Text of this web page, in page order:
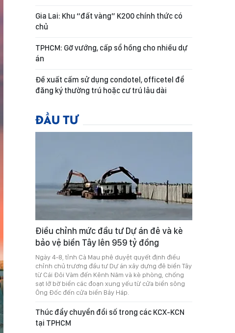
Gia Lai: Khu “đất vàng” K200 chính thức có
chủ
TPHCM: Gỡ vướng, cấp sổ hồng cho nhiều dự
án
Đề xuất cấm sử dụng condotel, officetel để
đăng ký thường trú hoặc cư trú lâu dài
ĐẦU TƯ
Điều chỉnh mức đầu tư Dự án đê và kè
bảo vệ biển Tây lên 959 tỷ đồng
Ngày 4-8, tỉnh Cà Mau phê duyệt quyết định điều
chỉnh chủ trương đầu tư Dự án xây dựng đê biển Tây
từ Cái Đôi Vàm đến Kênh Năm và kè phòng, chống
sạt lở bờ biển các đoạn xung yếu từ cửa biển sông
Ông Đốc đến cửa biển Bảy Háp.
Thúc đẩy chuyển đổi số trong các KCX-KCN
tại TPHCM